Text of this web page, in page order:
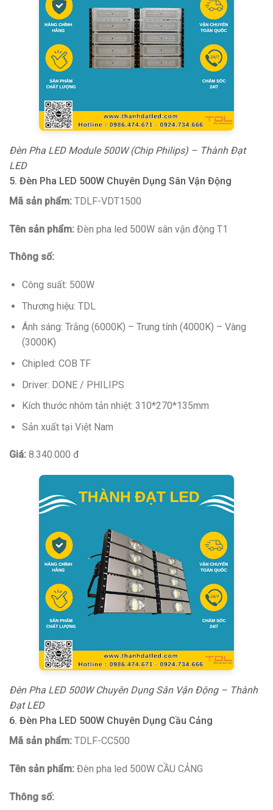
Đèn Pha LED Module 500W (Chip Philips) – Thành Đạt
LED
5. Đèn Pha LED 500W Chuyên Dụng Sân Vận Động
Mã sản phẩm: TDLF-VDT1500
Tên sản phẩm: Đèn pha led 500W sân vận động T1
Thông số:
Công suất: 500W
Thương hiệu: TDL
Ánh sáng: Trắng (6000K) – Trung tính (4000K) – Vàng
(3000K)
Chipled: COB TF
Driver: DONE / PHILIPS
Kích thước nhôm tản nhiệt: 310*270*135mm
Sản xuất tại Việt Nam
Giá: 8.340.000 đ
Đèn Pha LED 500W Chuyên Dụng Sân Vận Động – Thành
Đạt LED
6. Đèn Pha LED 500W Chuyên Dụng Cầu Cảng
Mã sản phẩm: TDLF-CC500
Tên sản phẩm: Đèn pha led 500W CẦU CẢNG
Thông số: